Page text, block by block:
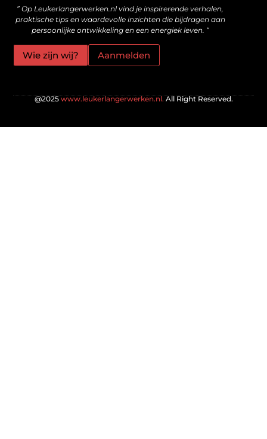
” Op Leukerlangerwerken.nl vind je inspirerende verhalen,
praktische tips en waardevolle inzichten die bijdragen aan
persoonlijke ontwikkeling en een energiek leven. “
Wie zijn wij? Aanmelden
@2025 www.leukerlangerwerken.nl. All Right Reserved.